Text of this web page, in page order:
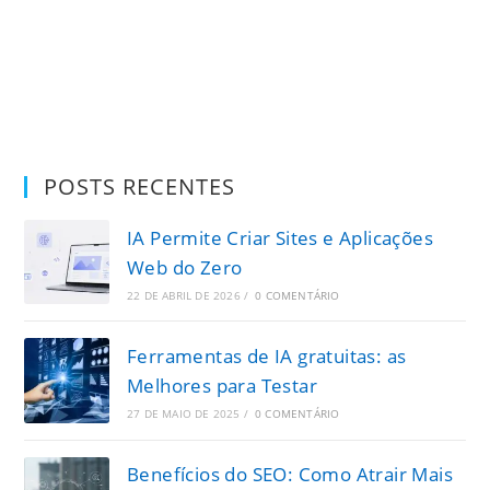
POSTS RECENTES
IA Permite Criar Sites e Aplicações
Web do Zero
22 DE ABRIL DE 2026 / 0 COMENTÁRIO
Ferramentas de IA gratuitas: as
Melhores para Testar
27 DE MAIO DE 2025 / 0 COMENTÁRIO
Benefícios do SEO: Como Atrair Mais